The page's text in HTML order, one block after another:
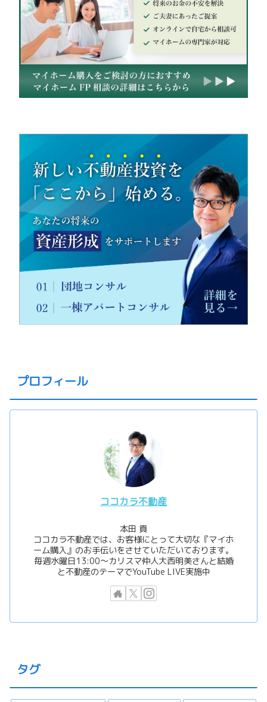
プロフィール
ココカラ不動産
本田 貢
ココカラ不動産では、お客様にとって大切な『マイホ
ーム購入』のお手伝いをさせていただいております。
毎週水曜日13:00〜カリスマ仲人大西明美さんと結婚
と不動産のテーマでYouTube LIVE実施中
タグ